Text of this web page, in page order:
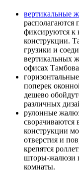
вертикальные
располагаются
фиксируются к
конструкции.
грузики и
вертикальных
офисах
поперек
дешево
различных
рулонные
сворачиваются
конструкции
отверстия и
крепятся
шторы-жалюзи
комнаты.